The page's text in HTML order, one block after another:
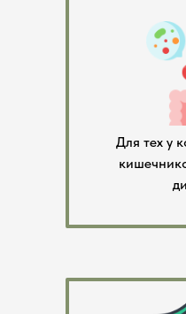
Для тех у